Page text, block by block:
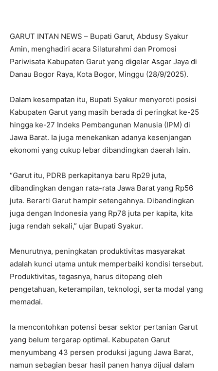
GARUT INTAN NEWS – Bupati Garut, Abdusy Syakur
Amin, menghadiri acara Silaturahmi dan Promosi
Pariwisata Kabupaten Garut yang digelar Asgar Jaya di
Danau Bogor Raya, Kota Bogor, Minggu (28/9/2025).
Dalam kesempatan itu, Bupati Syakur menyoroti posisi
Kabupaten Garut yang masih berada di peringkat ke-25
hingga ke-27 Indeks Pembangunan Manusia (IPM) di
Jawa Barat. Ia juga menekankan adanya kesenjangan
ekonomi yang cukup lebar dibandingkan daerah lain.
“Garut itu, PDRB perkapitanya baru Rp29 juta,
dibandingkan dengan rata-rata Jawa Barat yang Rp56
juta. Berarti Garut hampir setengahnya. Dibandingkan
juga dengan Indonesia yang Rp78 juta per kapita, kita
juga rendah sekali,” ujar Bupati Syakur.
Menurutnya, peningkatan produktivitas masyarakat
adalah kunci utama untuk memperbaiki kondisi tersebut.
Produktivitas, tegasnya, harus ditopang oleh
pengetahuan, keterampilan, teknologi, serta modal yang
memadai.
Ia mencontohkan potensi besar sektor pertanian Garut
yang belum tergarap optimal. Kabupaten Garut
menyumbang 43 persen produksi jagung Jawa Barat,
namun sebagian besar hasil panen hanya dijual dalam